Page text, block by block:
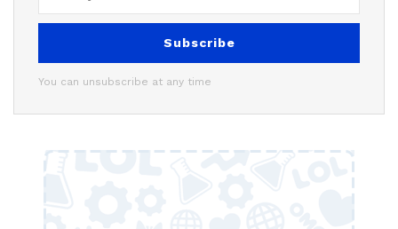
Subscribe
You can unsubscribe at any time